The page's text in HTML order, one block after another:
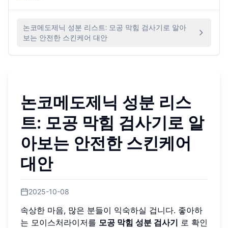
논코메도제닉 성분 리스트: 모공 막힘 검사기로 알아
보는 안전한 스킨케어 대안
논코메도제닉 성분 리스
트: 모공 막힘 검사기로 알
아보는 안전한 스킨케어
대안
2025-10-08
속상한 마음, 많은 분들이 익숙하실 겁니다. 좋아하
는 모이스처라이저를 모공 막힘 성분 검사기 로 확인